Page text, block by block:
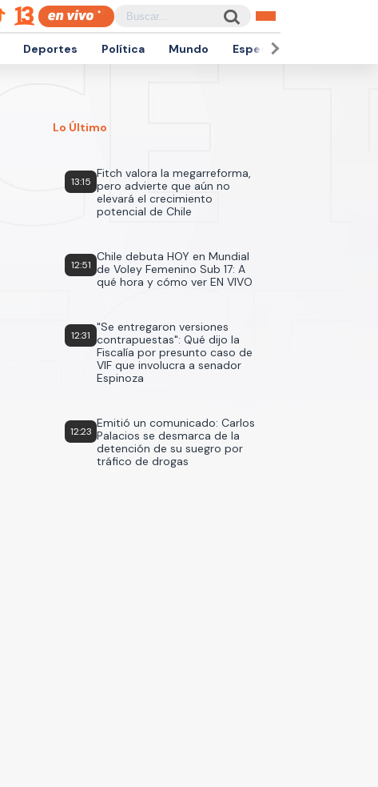
Deportes Política Mundo Espectáculos
Lo Último
13:15
Fitch valora la megarreforma,
pero advierte que aún no
elevará el crecimiento
potencial de Chile
12:51
Chile debuta HOY en Mundial
de Voley Femenino Sub 17: A
qué hora y cómo ver EN VIVO
12:31
"Se entregaron versiones
contrapuestas": Qué dijo la
Fiscalía por presunto caso de
VIF que involucra a senador
Espinoza
12:23
Emitió un comunicado: Carlos
Palacios se desmarca de la
detención de su suegro por
tráfico de drogas